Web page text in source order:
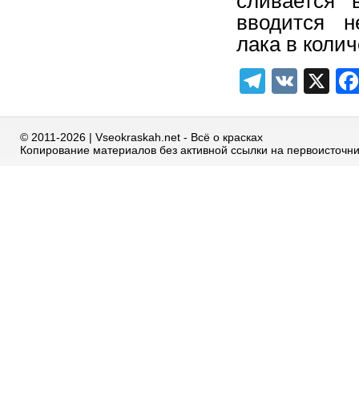
вводится
лака в
VK X
© 2011-2026 | Vseokraskah.net - Всё о красках
Копирование материалов без активной ссылки на